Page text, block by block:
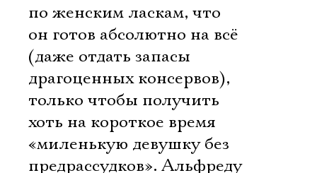
по женским ласкам, что
он готов абсолютно на всё
(даже отдать запасы
драгоценных консервов),
только чтобы получить
хоть на короткое время
«миленькую девушку без
предрассудков». Альфреду